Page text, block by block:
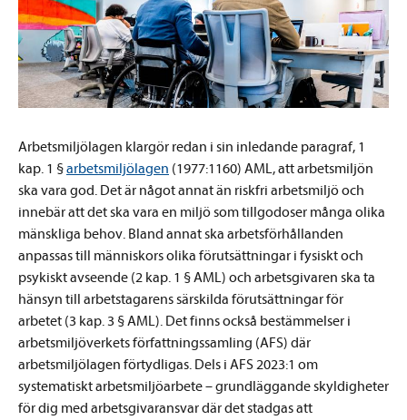
Arbetsmiljölagen klargör redan i sin inledande paragraf, 1
kap. 1 §arbetsmiljölagen (1977:1160) AML, att arbetsmiljön
ska vara god. Det är något annat än riskfri arbetsmiljö och
innebär att det ska vara en miljö som tillgodoser många olika
mänskliga behov. Bland annat ska arbetsförhållanden
anpassas till människors olika förutsättningar i fysiskt och
psykiskt avseende (2 kap. 1 § AML) och arbetsgivaren ska ta
hänsyn till arbetstagarens särskilda förutsättningar för
arbetet (3 kap. 3 § AML). Det finns också bestämmelser i
arbetsmiljöverkets författningssamling (AFS) där
arbetsmiljölagen förtydligas. Dels i AFS 2023:1 om
systematiskt arbetsmiljöarbete – grundläggande skyldigheter
för dig med arbetsgivaransvar där det stadgas att